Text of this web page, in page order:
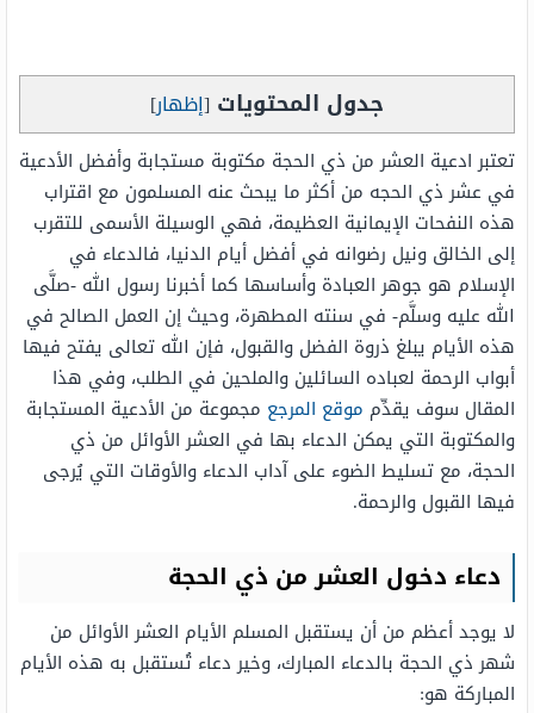
جدول المحتويات [إظهار]
تعتبر ادعية العشر من ذي الحجة مكتوبة مستجابة وأفضل الأدعية
في عشر ذي الحجه من أكثر ما يبحث عنه المسلمون مع اقتراب
هذه النفحات الإيمانية العظيمة، فهي الوسيلة الأسمى للتقرب
إلى الخالق ونيل رضوانه في أفضل أيام الدنيا، فالدعاء في
الإسلام هو جوهر العبادة وأساسها كما أخبرنا رسول الله -صلَّى
الله عليه وسلَّم- في سنته المطهرة، وحيث إن العمل الصالح في
هذه الأيام يبلغ ذروة الفضل والقبول، فإن الله تعالى يفتح فيها
أبواب الرحمة لعباده السائلين والملحين في الطلب، وفي هذا
المقال سوف يقدِّم موقع المرجع مجموعة من الأدعية المستجابة
والمكتوبة التي يمكن الدعاء بها في العشر الأوائل من ذي
الحجة، مع تسليط الضوء على آداب الدعاء والأوقات التي يُرجى
فيها القبول والرحمة.
دعاء دخول العشر من ذي الحجة
لا يوجد أعظم من أن يستقبل المسلم الأيام العشر الأوائل من
شهر ذي الحجة بالدعاء المبارك، وخير دعاء تُستقبل به هذه الأيام
المباركة هو: